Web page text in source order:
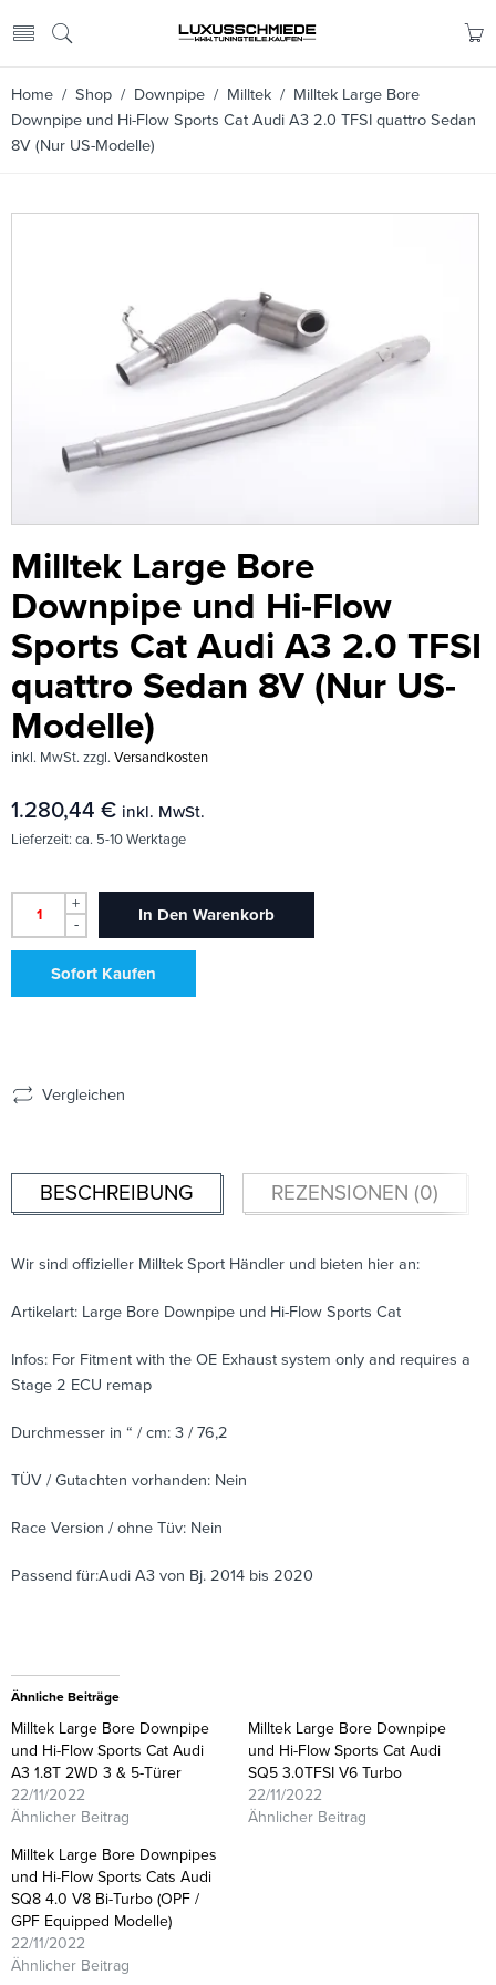
Home / Shop / Downpipe / Milltek / Milltek Large Bore
Downpipe und Hi-Flow Sports Cat Audi A3 2.0 TFSI quattro Sedan
8V (Nur US-Modelle)
Milltek Large Bore
Downpipe und Hi-Flow
Sports Cat Audi A3 2.0 TFSI
quattro Sedan 8V (Nur US-
Modelle)
inkl. MwSt. zzgl. Versandkosten
1.280,44 € inkl. MwSt.
Lieferzeit: ca. 5-10 Werktage
+
-
In Den Warenkorb
Sofort Kaufen
Vergleichen
BESCHREIBUNG REZENSIONEN (0)
Wir sind offizieller Milltek Sport Händler und bieten hier an:
Artikelart: Large Bore Downpipe und Hi-Flow Sports Cat
Infos: For Fitment with the OE Exhaust system only and requires a
Stage 2 ECU remap
Durchmesser in “ / cm: 3 / 76,2
TÜV / Gutachten vorhanden: Nein
Race Version / ohne Tüv: Nein
Passend für:Audi A3 von Bj. 2014 bis 2020
Ähnliche Beiträge
Milltek Large Bore Downpipe
und Hi-Flow Sports Cat Audi
A3 1.8T 2WD 3 & 5-Türer
22/11/2022
Ähnlicher Beitrag
Milltek Large Bore Downpipe
und Hi-Flow Sports Cat Audi
SQ5 3.0TFSI V6 Turbo
22/11/2022
Ähnlicher Beitrag
Milltek Large Bore Downpipes
und Hi-Flow Sports Cats Audi
SQ8 4.0 V8 Bi-Turbo (OPF /
GPF Equipped Modelle)
22/11/2022
Ähnlicher Beitrag